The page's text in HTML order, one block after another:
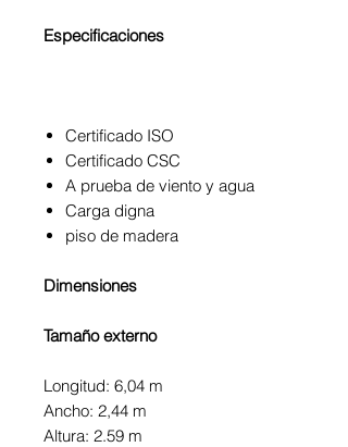
Especificaciones
Certificado ISO
Certificado CSC
A prueba de viento y agua
Carga digna
piso de madera
Dimensiones
Tamaño externo
Longitud: 6,04 m
Ancho: 2,44 m
Altura: 2.59 m